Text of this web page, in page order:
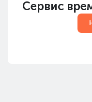
Сервис